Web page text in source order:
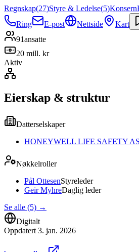
Regnskap(27)Styre & Ledelse(5)Konsern
Ring
E-post Nettside Kart
91ansatte
20 mill. kr
Aktiv
Eierskap & struktur
Datterselskaper
HONEYWELL LIFE SAFETY AS
Nøkkelroller
Pål OttesenStyreleder
Geir MyhreDaglig leder
Se alle (5) →
Digitalt
Oppdatert 3. jan. 2026